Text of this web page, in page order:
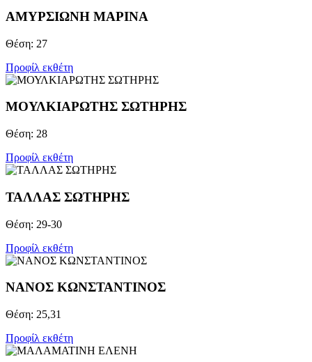
ΑΜΥΡΣΙΩΝΗ ΜΑΡΙΝΑ
Θέση: 27
Προφίλ εκθέτη
ΜΟΥΛΚΙΑΡΩΤΗΣ ΣΩΤΗΡΗΣ
Θέση: 28
Προφίλ εκθέτη
ΤΑΛΛΑΣ ΣΩΤΗΡΗΣ
Θέση: 29-30
Προφίλ εκθέτη
ΝΑΝΟΣ ΚΩΝΣΤΑΝΤΙΝΟΣ
Θέση: 25,31
Προφίλ εκθέτη